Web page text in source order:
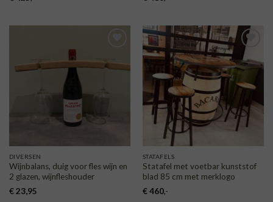
TOEVOEGEN
AAN
VERLANGLIJST
DIVERSEN
Wijnbalans, duig voor fles wijn en
2 glazen, wijnfleshouder
€23,95
TOEVOEGEN
AAN
VERLANGLIJST
STATAFELS
Statafel met voetbar kunststof
blad 85 cm met merklogo
€460,-